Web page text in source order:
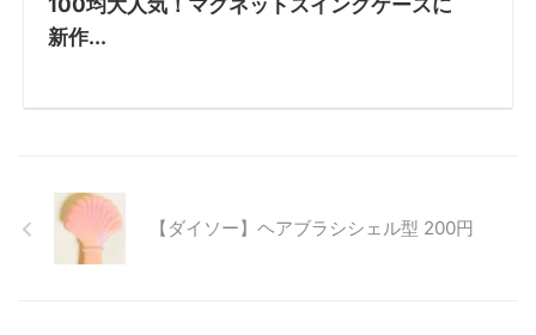
100均大人気！マグネットスイングケースに
新作...
【ダイソー】ヘアブラシシェル型 200円